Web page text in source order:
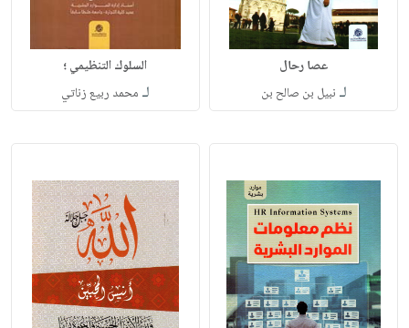
عصا رحال
لـ نبيل بن صالح بن
السلوك التنظيمي ؛
لـ محمد ربيع زناتي